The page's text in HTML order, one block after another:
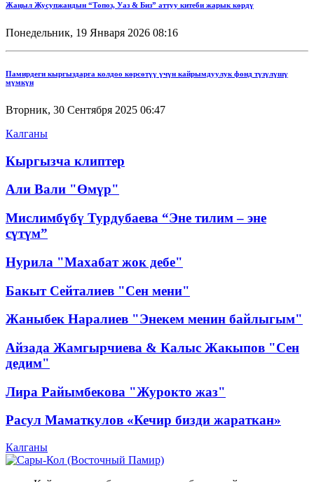
Жаңыл Жусупжандын “Топоз, Уаз & Биз” аттуу китеби жарык көрдү
Понедельник, 19 Января 2026 08:16
Памирдеги кыргыздарга колдоо көрсөтүү үчүн кайрымдуулук фонд түзүлүшү
мүмкүн
Вторник, 30 Сентября 2025 06:47
Калганы
Кыргызча клиптер
Али Вали "Өмүр"
Мислимбүбү Турдубаева “Эне тилим – эне
сүтүм”
Нурила "Махабат жок дебе"
Бакыт Сейталиев "Сен мени"
Жаныбек Наралиев "Энекем менин байлыгым"
Айзада Жамгырчиева & Калыс Жакыпов "Сен
дедим"
Лира Райымбекова "Журокто жаз"
Расул Маматкулов «Кечир бизди жараткан»
Калганы